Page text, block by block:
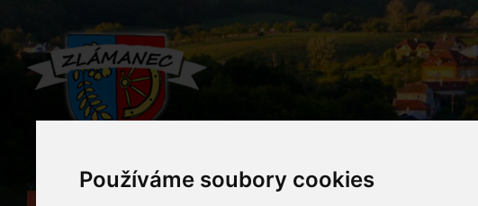
Používáme soubory cookies